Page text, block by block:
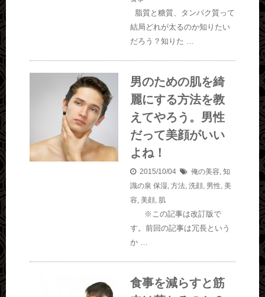
脂質と糖質、タンパク質って
結局どれが太るのか知りたい
だろう？知りた …
男のための肌を綺
麗にする方法を教
えてやろう。男性
だって美顔がいい
よね！
2015/10/04 俺の美容, 知
識の泉 保湿, 方法, 洗顔, 男性, 美
容, 美顔, 肌
※この記事は改訂版で
す。前回の記事は冗長という
か …
食事を減らすと筋